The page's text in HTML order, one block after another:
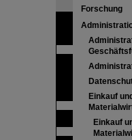
Forschung
Einkauf und
Einkauf